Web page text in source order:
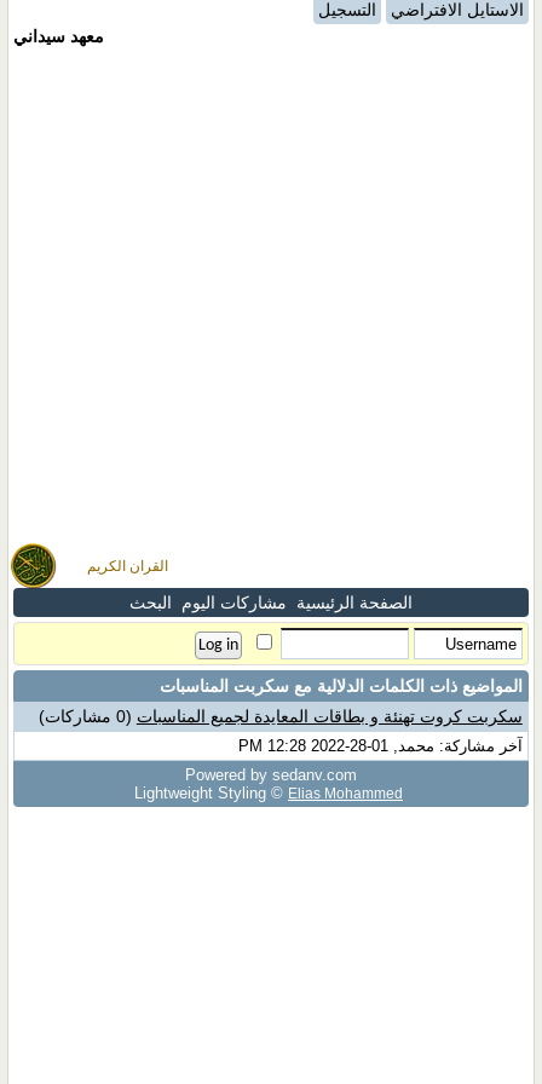
القران الكريم
الاستايل الافتراضي
التسجيل
معهد سيداني
الصفحة الرئيسية مشاركات اليوم البحث
المواضيع ذات الكلمات الدلالية مع سكربت المناسبات
سكربت كروت تهنئة و بطاقات المعايدة لجميع المناسبات (0 مشاركات)
آخر مشاركة: محمد, 01-28-2022 12:28 PM
Powered by sedany.com
Lightweight Styling © Elias Mohammed